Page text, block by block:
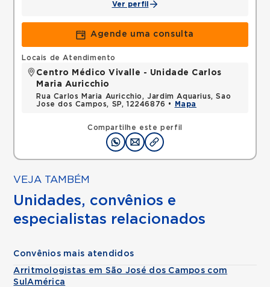
Ver perfil
Agende uma consulta
Compartilhe este perfil
Locais de Atendimento
Centro Médico Vivalle - Unidade Carlos
Maria Auricchio
Rua Carlos Maria Auricchio, Jardim Aquarius, Sao
Jose dos Campos, SP, 12246876 •
Mapa
VEJA TAMBÉM
Unidades, convênios e
especialistas relacionados
Convênios mais atendidos
Arritmologistas em São José dos Campos com
SulAmérica